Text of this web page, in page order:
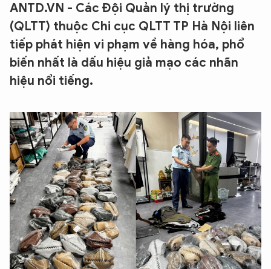
ANTD.VN - Các Đội Quản lý thị trường
(QLTT) thuộc Chi cục QLTT TP Hà Nội liên
tiếp phát hiện vi phạm về hàng hóa, phổ
biến nhất là dấu hiệu giả mạo các nhãn
hiệu nổi tiếng.